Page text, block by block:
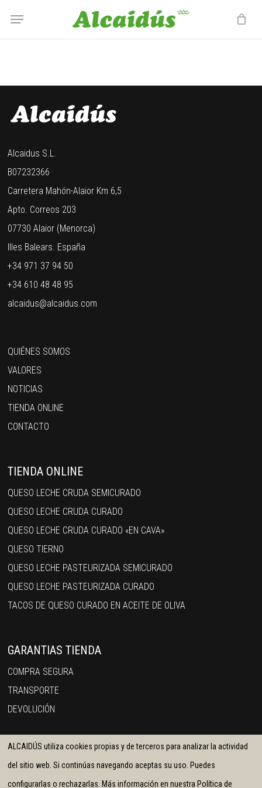
Menu
Alcaidus S.L.
B07232366
Carretera Mahón-Alaior Km 6,5
Apto. Correos 203
07730 Alaior (Menorca)
Illes Balears. España
+34 971 37 94 50
+34 610 48 48 95
alcaidus@alcaidus.com
QUIÉNES SOMOS
VALORES
NOTICIAS
TIENDA ONLINE
CONTACTO
TIENDA ONLINE
QUESO LECHE CRUDA SEMICURADO
QUESO LECHE CRUDA CURADO
QUESO LECHE CRUDA CURADO «EN CAVA»
QUESO TIERNO
QUESO LECHE PASTEURIZADA SEMICURADO
QUESO LECHE PASTEURIZADA CURADO
TACOS DE QUESO CURADO EN ACEITE DE OLIVA
GARANTIAS TIENDA
COMPRA SEGURA
TRANSPORTE
DEVOLUCIÓN
ALCAIDÚS utiliza cookies propias y de terceros para analizar la actividad
del sitio web. Si continúas navegando aceptas su uso. Puedes
configurarlas o rechazarlas. Más información en nuestra Política de